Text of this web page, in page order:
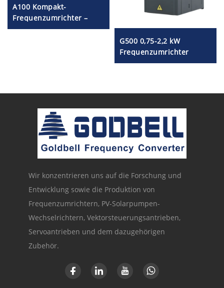
A100 Kompakt-
Frequenzumrichter –
weiß
G500 0,75-2,2 kW
Frequenzumrichter
Wir konzentrieren uns auf die Forschung und
Entwicklung sowie die Produktion von
Frequenzumrichtern, PV-Solarpumpen-
Wechselrichtern, Vektorsteuerungsantrieben,
Servoantrieben und dem dazugehörigen
Zubehör.